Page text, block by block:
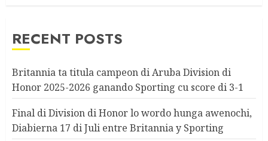
RECENT POSTS
Britannia ta titula campeon di Aruba Division di
Honor 2025-2026 ganando Sporting cu score di 3-1
Final di Division di Honor lo wordo hunga awenochi,
Diabierna 17 di Juli entre Britannia y Sporting